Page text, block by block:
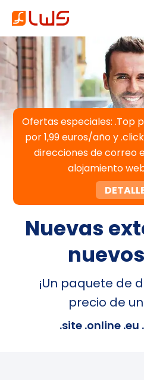
Ofertas especiales: .Top
por 1,99 euros/año y
direcciones de correo
alojamiento web
Nuevas
¡Un paquete de
precio de
.site .online .eu